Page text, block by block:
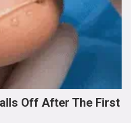
Off After The First